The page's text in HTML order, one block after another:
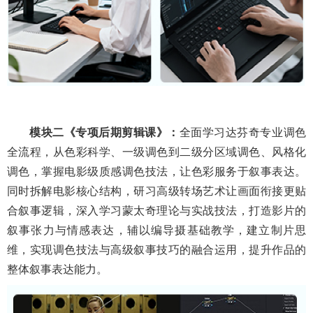
模块二 《专项后期剪辑课》： 全面学习达芬奇专业调色
全流程，从色彩科学、一级调色到二级分区域调色、风格化
调色，掌握电影级质感调色技法，让色彩服务于叙事表达。
同时拆解电影核心结构，研习高级转场艺术让画面衔接更贴
合叙事逻辑，深入学习蒙太奇理论与实战技法，打造影片的
叙事张力与情感表达，辅以编导摄基础教学，建立制片思
维，实现调色技法与高级叙事技巧的融合运用，提升作品的
整体叙事表达能力。